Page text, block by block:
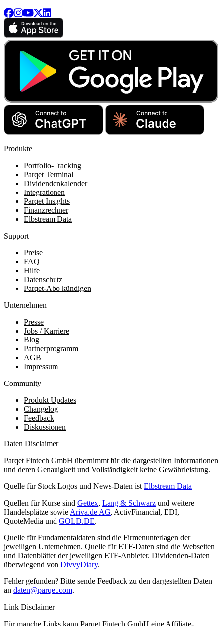
Produkte
Portfolio-Tracking
Parqet Terminal
Dividendenkalender
Integrationen
Parqet Insights
Finanzrechner
Elbstream Data
Support
Preise
FAQ
Hilfe
Datenschutz
Parqet-Abo kündigen
Unternehmen
Presse
Jobs / Karriere
Blog
Partnerprogramm
AGB
Impressum
Community
Produkt Updates
Changelog
Feedback
Diskussionen
Daten Disclaimer
Parqet Fintech GmbH übernimmt für die dargestellten Informationen
und deren Genauigkeit und Vollständigkeit keine Gewährleistung.
Quelle für Stock Logos und News-Daten ist Elbstream Data
Quellen für Kurse sind Gettex, Lang & Schwarz und weitere
Handelsplätze sowie Ariva.de AG, ActivFinancial, EDI,
QuoteMedia und GOLD.DE.
Quelle für Fundamentaldaten sind die Firmenunterlagen der
jeweiligen Unternehmen. Quelle für ETF-Daten sind die Webseiten
und Datenblätter der jeweiligen ETF-Anbieter. Dividenden-Daten
überwiegend von DivvyDiary.
Fehler gefunden? Bitte sende Feedback zu den dargestellten Daten
an daten@parqet.com.
Link Disclaimer
Für manche Links kann Parqet Fintech GmbH eine Affiliate-